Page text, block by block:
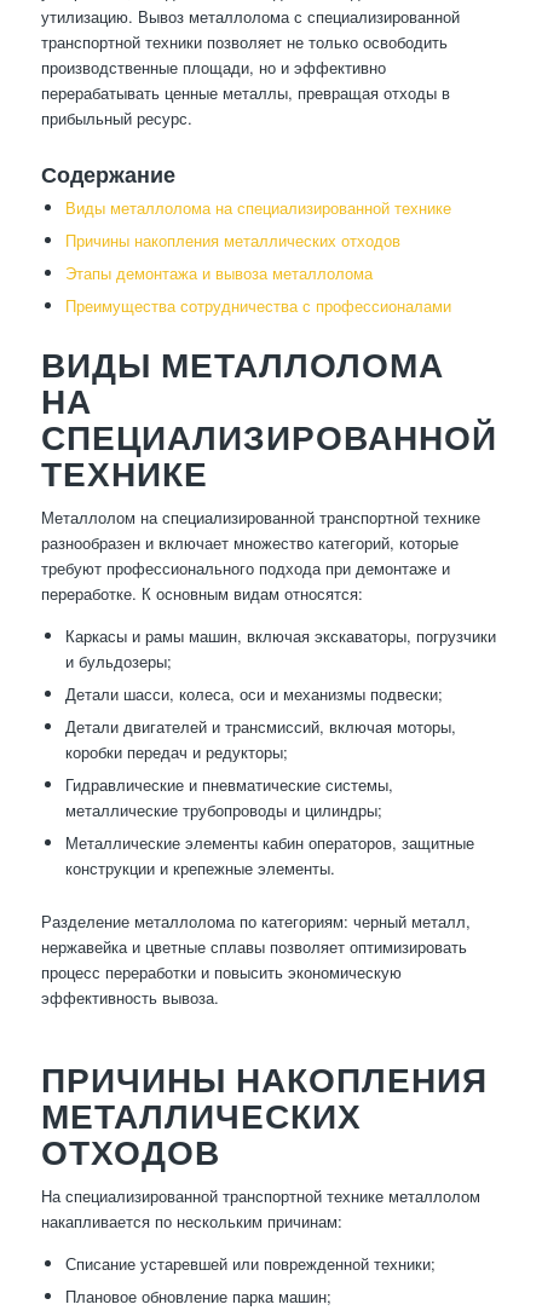
утилизацию. Вывоз металлолома с специализированной
транспортной техники позволяет не только освободить
производственные площади, но и эффективно
перерабатывать ценные металлы, превращая отходы в
прибыльный ресурс.
Содержание
Виды металлолома на специализированной технике
Причины накопления металлических отходов
Этапы демонтажа и вывоза металлолома
Преимущества сотрудничества с профессионалами
ВИДЫ МЕТАЛЛОЛОМА
НА
СПЕЦИАЛИЗИРОВАННОЙ
ТЕХНИКЕ
Металлолом на специализированной транспортной технике
разнообразен и включает множество категорий, которые
требуют профессионального подхода при демонтаже и
переработке. К основным видам относятся:
Каркасы и рамы машин, включая экскаваторы, погрузчики
и бульдозеры;
Детали шасси, колеса, оси и механизмы подвески;
Детали двигателей и трансмиссий, включая моторы,
коробки передач и редукторы;
Гидравлические и пневматические системы,
металлические трубопроводы и цилиндры;
Металлические элементы кабин операторов, защитные
конструкции и крепежные элементы.
Разделение металлолома по категориям: черный металл,
нержавейка и цветные сплавы позволяет оптимизировать
процесс переработки и повысить экономическую
эффективность вывоза.
ПРИЧИНЫ НАКОПЛЕНИЯ
МЕТАЛЛИЧЕСКИХ
ОТХОДОВ
На специализированной транспортной технике металлолом
накапливается по нескольким причинам:
Списание устаревшей или поврежденной техники;
Плановое обновление парка машин;